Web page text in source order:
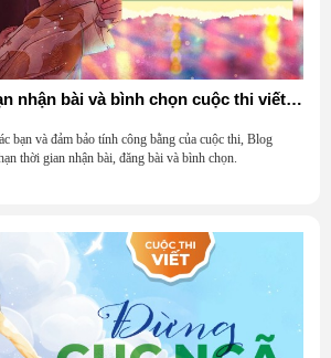
Thông báo gia hạn nhận bài và bình chọn cuộc thi viết ‘Đừng gục ngã giữa cuộc đời’
bạn và đảm bảo tính công bằng của cuộc thi, Blog
thời gian nhận bài, đăng bài và bình chọn.